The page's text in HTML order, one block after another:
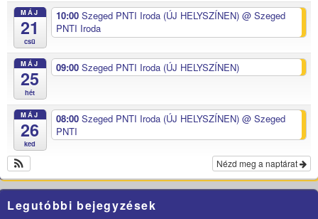
MÁJ
21
csü
10:00 Szeged PNTI Iroda (ÚJ HELYSZÍNEN) @ Szeged
PNTI Iroda
MÁJ
25
hét
09:00 Szeged PNTI Iroda (ÚJ HELYSZÍNEN)
MÁJ
26
ked
08:00 Szeged PNTI Iroda (ÚJ HELYSZÍNEN) @ Szeged
PNTI
Nézd meg a naptárat
Legutóbbi bejegyzések